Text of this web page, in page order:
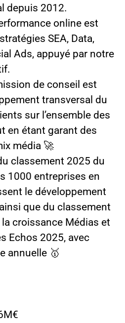
depuis 2012.
online est
SEA, Data,
Ads, appuyé par notre
de conseil est
transversal du
sur l’ensemble des
en étant garant des
média 🚀
classement 2025 du
1000 entreprises en
le développement
que du classement
croissance Médias et
Echos 2025, avec
annuelle 🥇